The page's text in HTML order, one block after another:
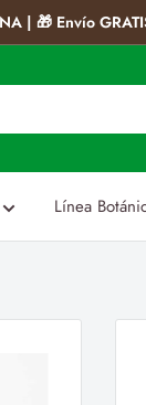
| 🎁 Envío
Línea